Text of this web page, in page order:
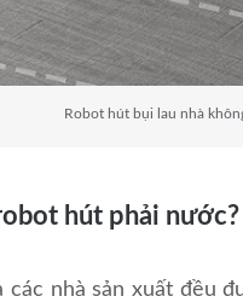
Robot hút bụi lau nhà
hút phải nước?
các nhà sản xuất đều